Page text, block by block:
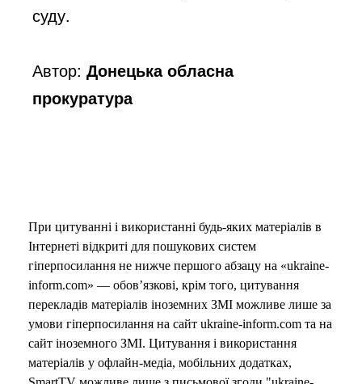
суду.
Автор:Донецька обласна
прокуратура
При цитуванні і використанні будь-яких матеріалів в
Інтернеті відкриті для пошукових систем
гіперпосилання не нижче першого абзацу на «ukraine-
inform.com» — обов’язкові, крім того, цитування
перекладів матеріалів іноземних ЗМІ можливе лише за
умови гіперпосилання на сайт ukraine-inform.com та на
сайт іноземного ЗМІ. Цитування і використання
матеріалів у офлайн-медіа, мобільних додатках,